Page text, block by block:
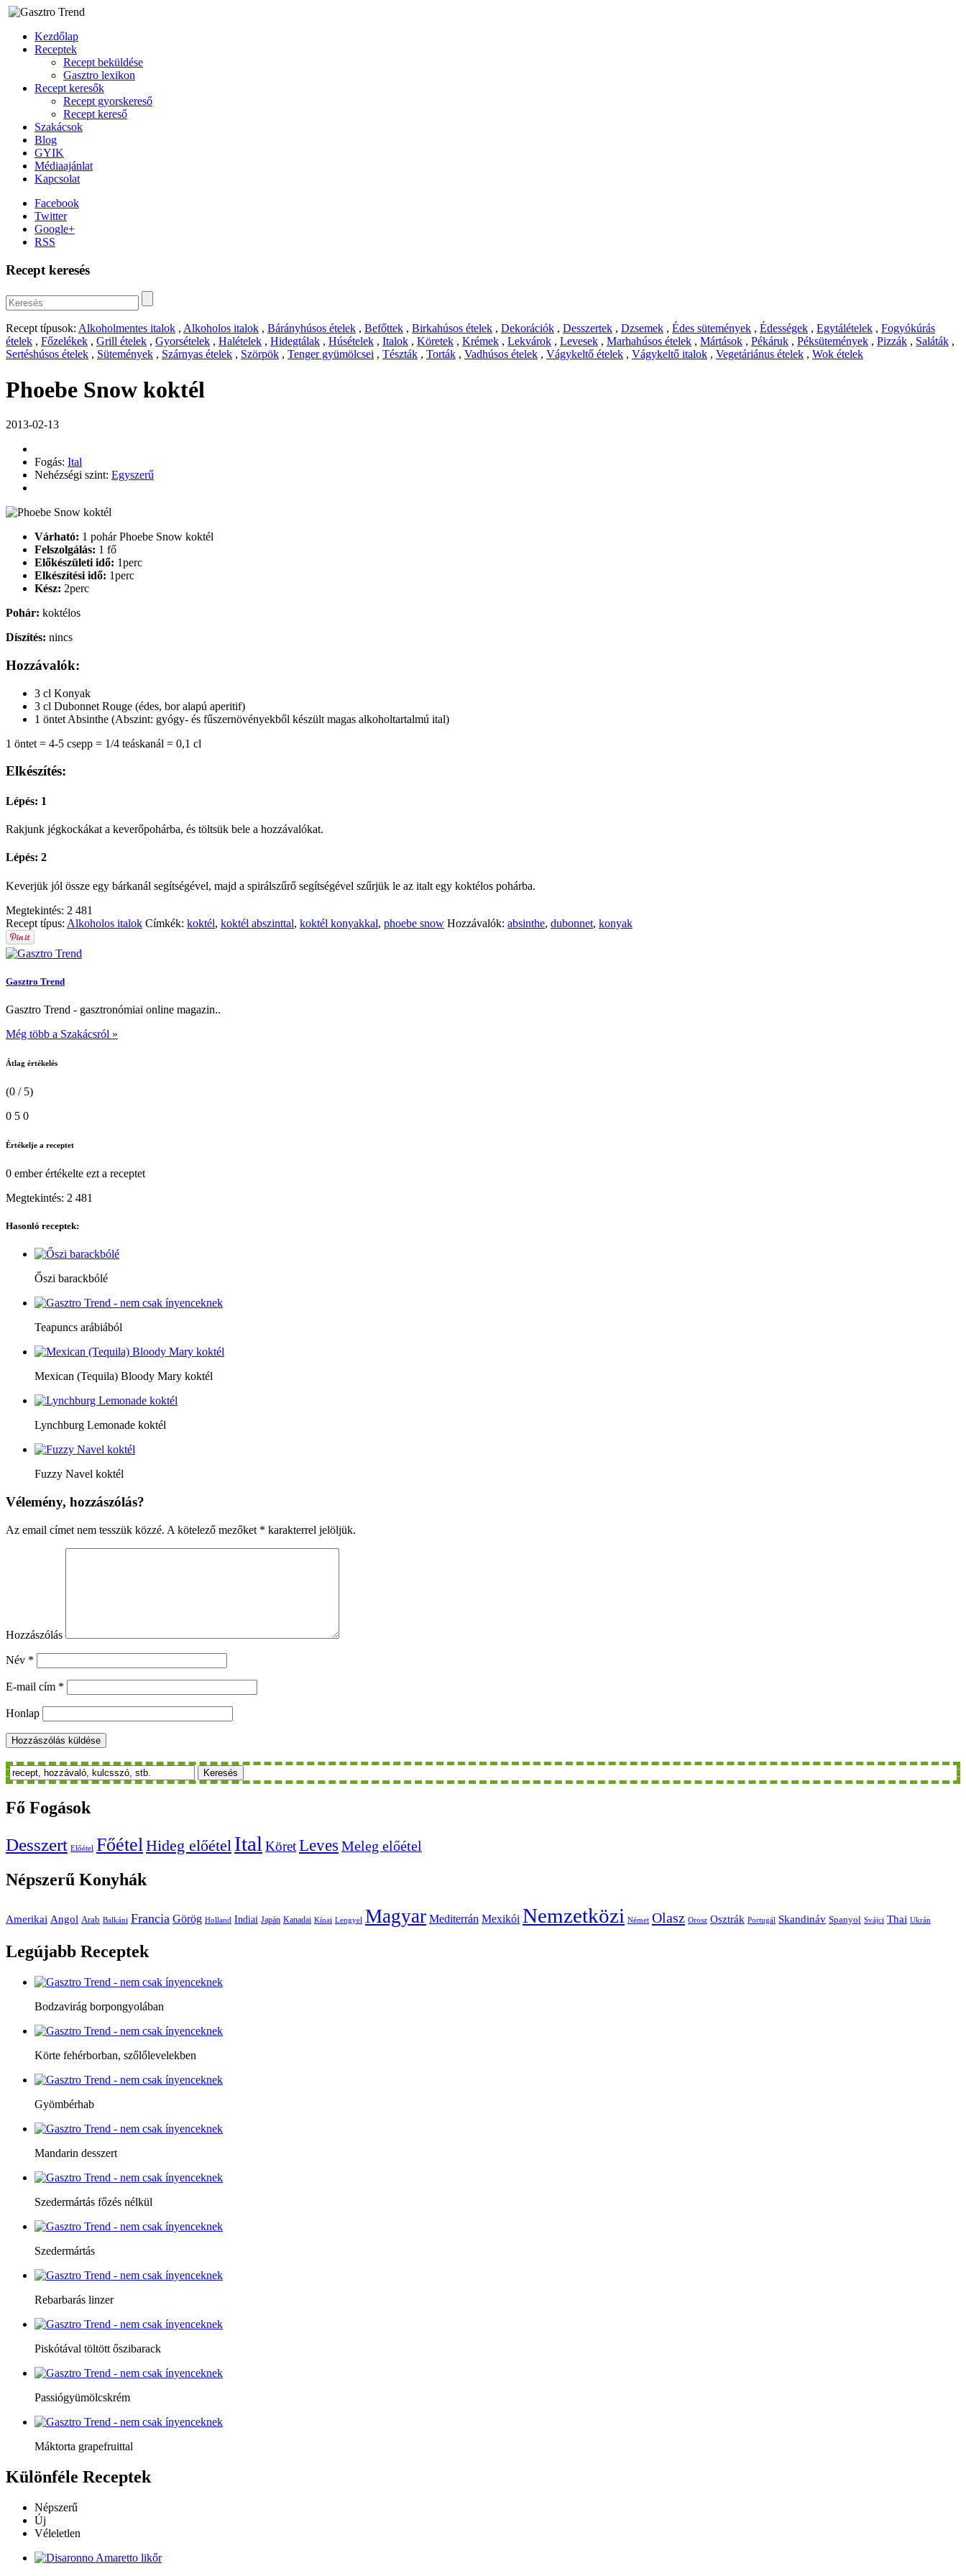
Kezdőlap
Receptek
Recept beküldése
Gasztro lexikon
Recept keresők
Recept gyorskereső
Recept kereső
Szakácsok
Blog
GYIK
Médiaajánlat
Kapcsolat
Facebook
Twitter
Google+
RSS
Recept keresés
Recept típusok: Alkoholmentes italok , Alkoholos italok , Bárányhúsos ételek , Befőttek , Birkahúsos ételek , Dekorációk , Desszertek , Dzsemek , Édes sütemények , Édességek , Egytálételek , Fogyókúrás
ételek , Főzelékek , Grill ételek , Gyorsételek , Halételek , Hidegtálak , Húsételek , Italok , Köretek , Krémek , Lekvárok , Levesek , Marhahúsos ételek , Mártások , Pékáruk , Péksütemények , Pizzák , Saláták ,
Sertéshúsos ételek , Sütemények , Szárnyas ételek , Szörpök , Tenger gyümölcsei , Tészták , Torták , Vadhúsos ételek , Vágykeltő ételek , Vágykeltő italok , Vegetáriánus ételek , Wok ételek
Phoebe Snow koktél
2013-02-13
Fogás: Ital
Nehézségi szint: Egyszerű
Várható: 1 pohár Phoebe Snow koktél
Felszolgálás: 1 fő
Előkészületi idő: 1perc
Elkészítési idő: 1perc
Kész: 2perc
Pohár: koktélos
Díszítés: nincs
Hozzávalók:
3 cl Konyak
3 cl Dubonnet Rouge (édes, bor alapú aperitif)
1 öntet Absinthe (Abszint: gyógy- és fűszernövényekből készült magas alkoholtartalmú ital)
1 öntet = 4-5 csepp = 1/4 teáskanál = 0,1 cl
Elkészítés:
Lépés: 1
Rakjunk jégkockákat a keverőpohárba, és töltsük bele a hozzávalókat.
Lépés: 2
Keverjük jól össze egy bárkanál segítségével, majd a spirálszűrő segítségével szűrjük le az italt egy koktélos pohárba.
Megtekintés: 2 481
Recept típus: Alkoholos italok Címkék: koktél, koktél abszinttal, koktél konyakkal, phoebe snow Hozzávalók: absinthe, dubonnet, konyak
Gasztro Trend
Gasztro Trend - gasztronómiai online magazin..
Még több a Szakácsról »
Átlag értékelés
(0 / 5)
0 5 0
Értékelje a receptet
0 emberértékelte ezt a receptet
Megtekintés: 2 481
Hasonló receptek:
Őszi barackbólé
Teapuncs arábiából
Mexican (Tequila) Bloody Mary koktél
Lynchburg Lemonade koktél
Fuzzy Navel koktél
Vélemény, hozzászólás?
Az email címet nem tesszük közzé. A kötelező mezőket * karakterrel jelöljük.
Hozzászólás
Név *
E-mail cím *
Honlap
Keresés
Fő Fogások
Desszert Előétel FőételHideg előétel Ital KöretLeves Meleg előétel
Népszerű Konyhák
Amerikai Angol Arab Balkáni Francia Görög Holland Indiai Japán Kanadai Kínai Lengyel Magyar Mediterrán Mexikói Nemzetközi Német Olasz Orosz Osztrák Portugál Skandináv Spanyol Svájci Thai Ukrán
Legújabb Receptek
Bodzavirág borpongyolában
Körte fehérborban, szőlőlevelekben
Gyömbérhab
Mandarin desszert
Szedermártás főzés nélkül
Szedermártás
Rebarbarás linzer
Piskótával töltött őszibarack
Passiógyümölcskrém
Máktorta grapefruittal
Különféle Receptek
Népszerű
Új
Véleletlen